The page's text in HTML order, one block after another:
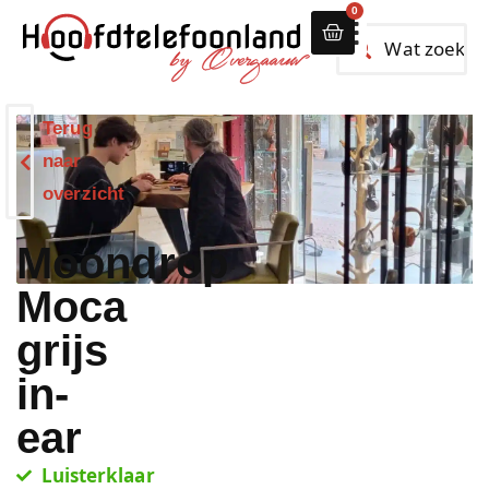
0
Terug
naar
overzicht
Moondrop
Moca
grijs
in-
ear
Luisterklaar